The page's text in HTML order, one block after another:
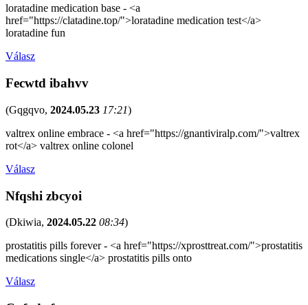
loratadine medication base - <a
href="https://clatadine.top/">loratadine medication test</a>
loratadine fun
Válasz
Fecwtd ibahvv
(Gqgqvo, 2024.05.23 17:21)
valtrex online embrace - <a href="https://gnantiviralp.com/">valtrex
rot</a> valtrex online colonel
Válasz
Nfqshi zbcyoi
(Dkiwia, 2024.05.22 08:34)
prostatitis pills forever - <a href="https://xprosttreat.com/">prostatitis
medications single</a> prostatitis pills onto
Válasz